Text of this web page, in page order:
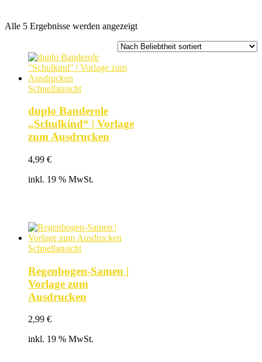
Alle 5 Ergebnisse werden angezeigtNach
sortiert
Schnellansicht
duplo Banderole
„Schulkind“ | Vorlage
zum Ausdrucken
4,99 €
inkl. 19 % MwSt.
Schnellansicht
Regenbogen-Samen |
Vorlage zum
Ausdrucken
2,99 €
inkl. 19 % MwSt.